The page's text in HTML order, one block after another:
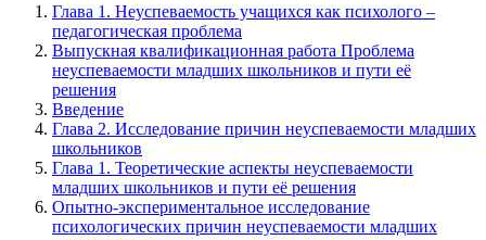
Глава 1. Неуспеваемость учащихся как психолого –
педагогическая проблема
Выпускная квалификационная работа Проблема
неуспеваемости младших школьников и пути её
решения
Введение
Глава 2. Исследование причин неуспеваемости младших
школьников
Глава 1. Теоретические аспекты неуспеваемости
младших школьников и пути её решения
Опытно-экспериментальное исследование
психологических причин неуспеваемости младших